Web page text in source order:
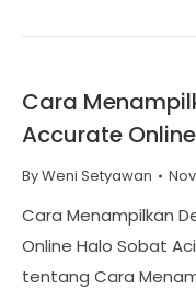
Cara
Accurate Online
ByWeni Setyawan
Cara Menampilkan
Online Halo Sobat
tentang Cara